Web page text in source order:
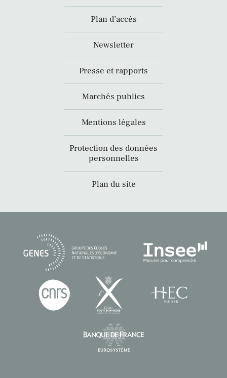
Plan d’accès
Newsletter
Presse et rapports
Marchés publics
Mentions légales
Protection des données
personnelles
Plan du site